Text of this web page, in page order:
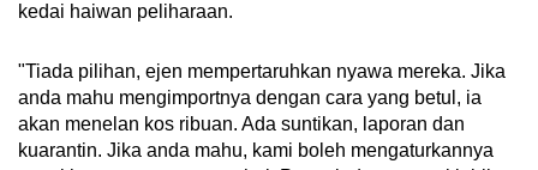
kedai haiwan peliharaan.
"Tiada pilihan, ejen mempertaruhkan nyawa mereka. Jika
anda mahu mengimportnya dengan cara yang betul, ia
akan menelan kos ribuan. Ada suntikan, laporan dan
kuarantin. Jika anda mahu, kami boleh mengaturkannya